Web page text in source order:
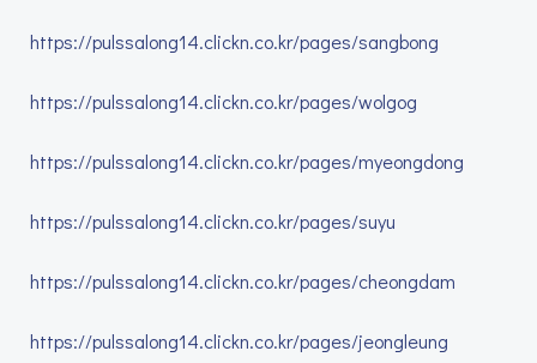
https://pulssalong14.clickn.co.kr/pages/sangbong
https://pulssalong14.clickn.co.kr/pages/wolgog
https://pulssalong14.clickn.co.kr/pages/myeongdong
https://pulssalong14.clickn.co.kr/pages/suyu
https://pulssalong14.clickn.co.kr/pages/cheongdam
https://pulssalong14.clickn.co.kr/pages/jeongleung